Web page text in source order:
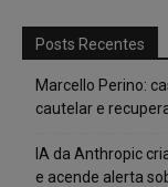
Posts Recentes
Marcello Perino:
cautelar e
IA da Anthropic
e acende alerta